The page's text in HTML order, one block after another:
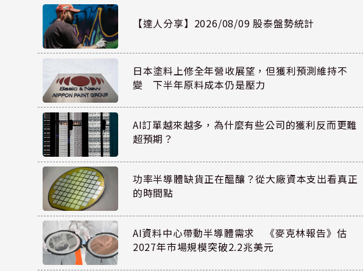
【達人分享】2026/08/09 股泰盤勢統計
日本塗料上修全年營收展望，但獲利預測維持不
變 下半年原料成本仍是壓力
AI訂單越來越多，為什麼有些公司的獲利反而更難
超預期？
功率半導體缺貨正在醞釀？從大廠資本支出看真正
的時間點
AI資料中心帶動半導體需求 《麥克林報告》估
2027年市場規模突破2.2兆美元